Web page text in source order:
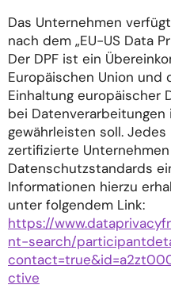
Das Unternehmen
nach dem „EU-US Data
Der DPF ist ein
Europäischen Union und
Einhaltung europäischer
bei Datenverarbeitungen
gewährleisten soll. Jedes
zertifizierte
Datenschutzstandards
Informationen hierzu
unter folgendem Link:
https://
nt-search/
ctive